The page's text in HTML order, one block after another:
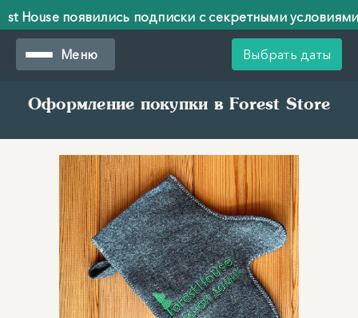
House появились подписки с секретными условиями!
House появились подписки с секретными условиями!
Выбрать даты
Меню
Оформление покупки в Forest Store